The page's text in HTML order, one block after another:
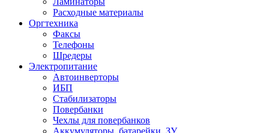
Расходные материалы
Оргтехника
Факсы
Телефоны
Шредеры
Электропитание
Автоинверторы
ИБП
Стабилизаторы
Повербанки
Чехлы для повербанков
Аккумуляторы, батарейки, ЗУ